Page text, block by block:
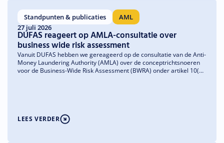
Standpunten & publicaties
AML
27 juli 2026
DUFAS reageert op AMLA-consultatie over
business wide risk assessment
Vanuit DUFAS hebben we gereageerd op de consultatie van de Anti-
Money Laundering Authority (AMLA) over de conceptrichtsnoeren
voor de Business-Wide Risk Assessment (BWRA) onder artikel 10(4)
LEES VERDER